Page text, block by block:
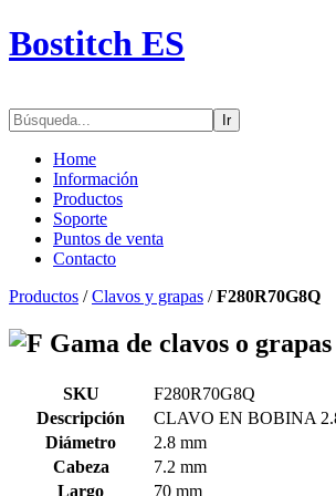
Bostitch ES
Ir
Home
Información
Productos
Soporte
Puntos de venta
Contacto
Productos /Clavos y grapas /F280R70G8Q
Gama de clavos o
SKU
F280R70G8Q
Descripción
CLAVO EN BOBINA
Diámetro
2.8 mm
Cabeza
7.2 mm
Largo
70 mm